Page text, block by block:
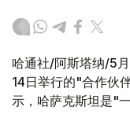
哈通社/阿斯塔纳/5
14日举行的"合作伙
示，哈萨克斯坦是"